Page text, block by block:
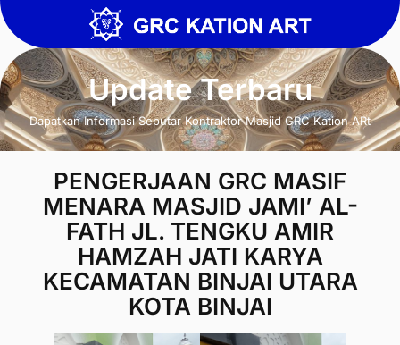
Update Terbaru
Dapatkan Informasi Seputar Kontraktor Masjid GRC Kation ARt
PENGERJAAN GRC MASIF
MENARA MASJID JAMI’ AL-
FATH JL. TENGKU AMIR
HAMZAH JATI KARYA
KECAMATAN BINJAI UTARA
KOTA BINJAI